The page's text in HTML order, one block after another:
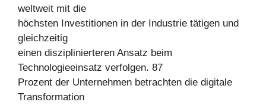
weltweit mit die
höchsten Investitionen in der Industrie tätigen und
gleichzeitig
einen disziplinierteren Ansatz beim
Technologieeinsatz verfolgen. 87
Prozent der Unternehmen betrachten die digitale
Transformation